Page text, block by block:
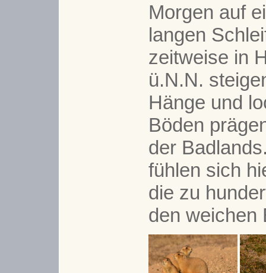
Morgen auf
langen
zeitweise in
ü.N.N.
Hänge und
Böden
der
fühlen sich
die zu
den weichen